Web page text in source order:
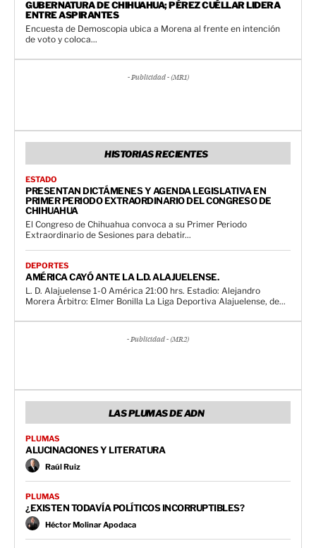
GUBERNATURA DE CHIHUAHUA; PÉREZ CUÉLLAR LIDERA
ENTRE ASPIRANTES
Encuesta de Demoscopia ubica a Morena al frente en intención
de voto y coloca...
- Publicidad - (MR1)
HISTORIAS RECIENTES
ESTADO
PRESENTAN DICTÁMENES Y AGENDA LEGISLATIVA EN
PRIMER PERIODO EXTRAORDINARIO DEL CONGRESO DE
CHIHUAHUA
El Congreso de Chihuahua convoca a su Primer Periodo
Extraordinario de Sesiones para debatir...
DEPORTES
AMÉRICA CAYÓ ANTE LA L.D. ALAJUELENSE.
L. D. Alajuelense 1-0 América 21:00 hrs. Estadio: Alejandro
Morera Árbitro: Elmer Bonilla La Liga Deportiva Alajuelense, de...
- Publicidad - (MR2)
LAS PLUMAS DE ADN
PLUMAS
ALUCINACIONES Y LITERATURA
Raúl Ruiz
PLUMAS
¿EXISTEN TODAVÍA POLÍTICOS INCORRUPTIBLES?
Héctor Molinar Apodaca